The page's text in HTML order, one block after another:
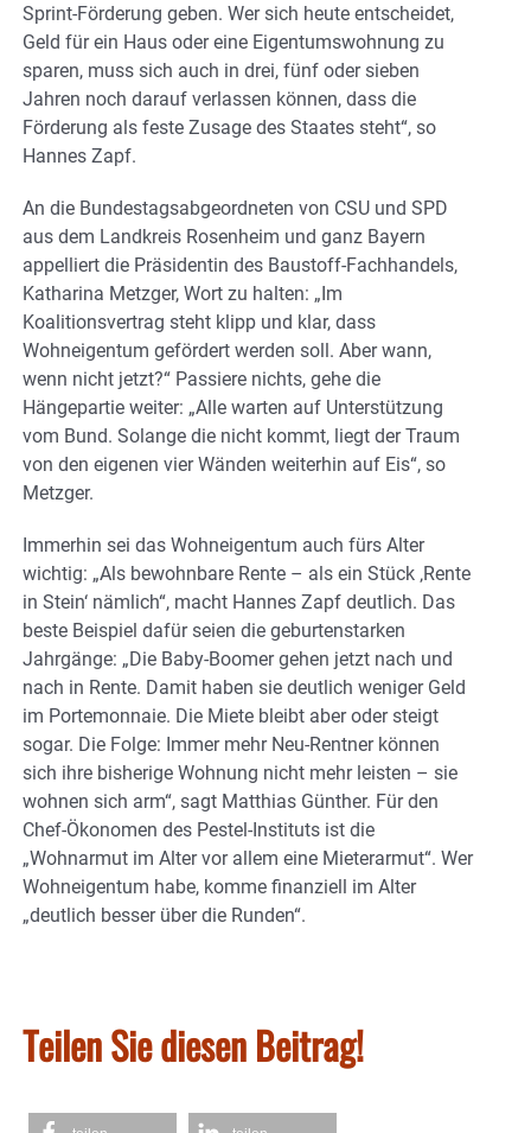
Sprint-Förderung geben. Wer sich heute entscheidet,
Geld für ein Haus oder eine Eigentumswohnung zu
sparen, muss sich auch in drei, fünf oder sieben
Jahren noch darauf verlassen können, dass die
Förderung als feste Zusage des Staates steht“, so
Hannes Zapf.
An die Bundestagsabgeordneten von CSU und SPD
aus dem Landkreis Rosenheim und ganz Bayern
appelliert die Präsidentin des Baustoff-Fachhandels,
Katharina Metzger, Wort zu halten: „Im
Koalitionsvertrag steht klipp und klar, dass
Wohneigentum gefördert werden soll. Aber wann,
wenn nicht jetzt?“ Passiere nichts, gehe die
Hängepartie weiter: „Alle warten auf Unterstützung
vom Bund. Solange die nicht kommt, liegt der Traum
von den eigenen vier Wänden weiterhin auf Eis“, so
Metzger.
Immerhin sei das Wohneigentum auch fürs Alter
wichtig: „Als bewohnbare Rente – als ein Stück ‚Rente
in Stein‘ nämlich“, macht Hannes Zapf deutlich. Das
beste Beispiel dafür seien die geburtenstarken
Jahrgänge: „Die Baby-Boomer gehen jetzt nach und
nach in Rente. Damit haben sie deutlich weniger Geld
im Portemonnaie. Die Miete bleibt aber oder steigt
sogar. Die Folge: Immer mehr Neu-Rentner können
sich ihre bisherige Wohnung nicht mehr leisten – sie
wohnen sich arm“, sagt Matthias Günther. Für den
Chef-Ökonomen des Pestel-Instituts ist die
„Wohnarmut im Alter vor allem eine Mieterarmut“. Wer
Wohneigentum habe, komme finanziell im Alter
„deutlich besser über die Runden“.
Teilen Sie diesen Beitrag!